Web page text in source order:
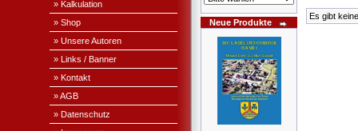
» Kalkulation
» Shop
» Unsere Autoren
» Links / Banner
» Kontakt
» AGB
» Datenschutz
Neue Produkte
Es gibt